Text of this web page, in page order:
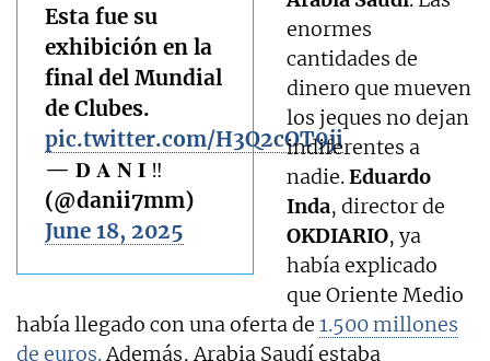
Esta fue su
exhibición en la
final del Mundial
de Clubes.
pic.twitter.com/H3Q2cOT9ji
— 𝐃 𝐀 𝐍 𝐈 ‼️
(@danii7mm)
June 18, 2025
enormes
cantidades de
dinero que mueven
los jeques no dejan
indiferentes a
nadie.Eduardo
Inda, director de
OKDIARIO, ya
había explicado
que Oriente Medio
había llegado con una oferta de 1.500 millones
de euros.Además, Arabia Saudí estaba